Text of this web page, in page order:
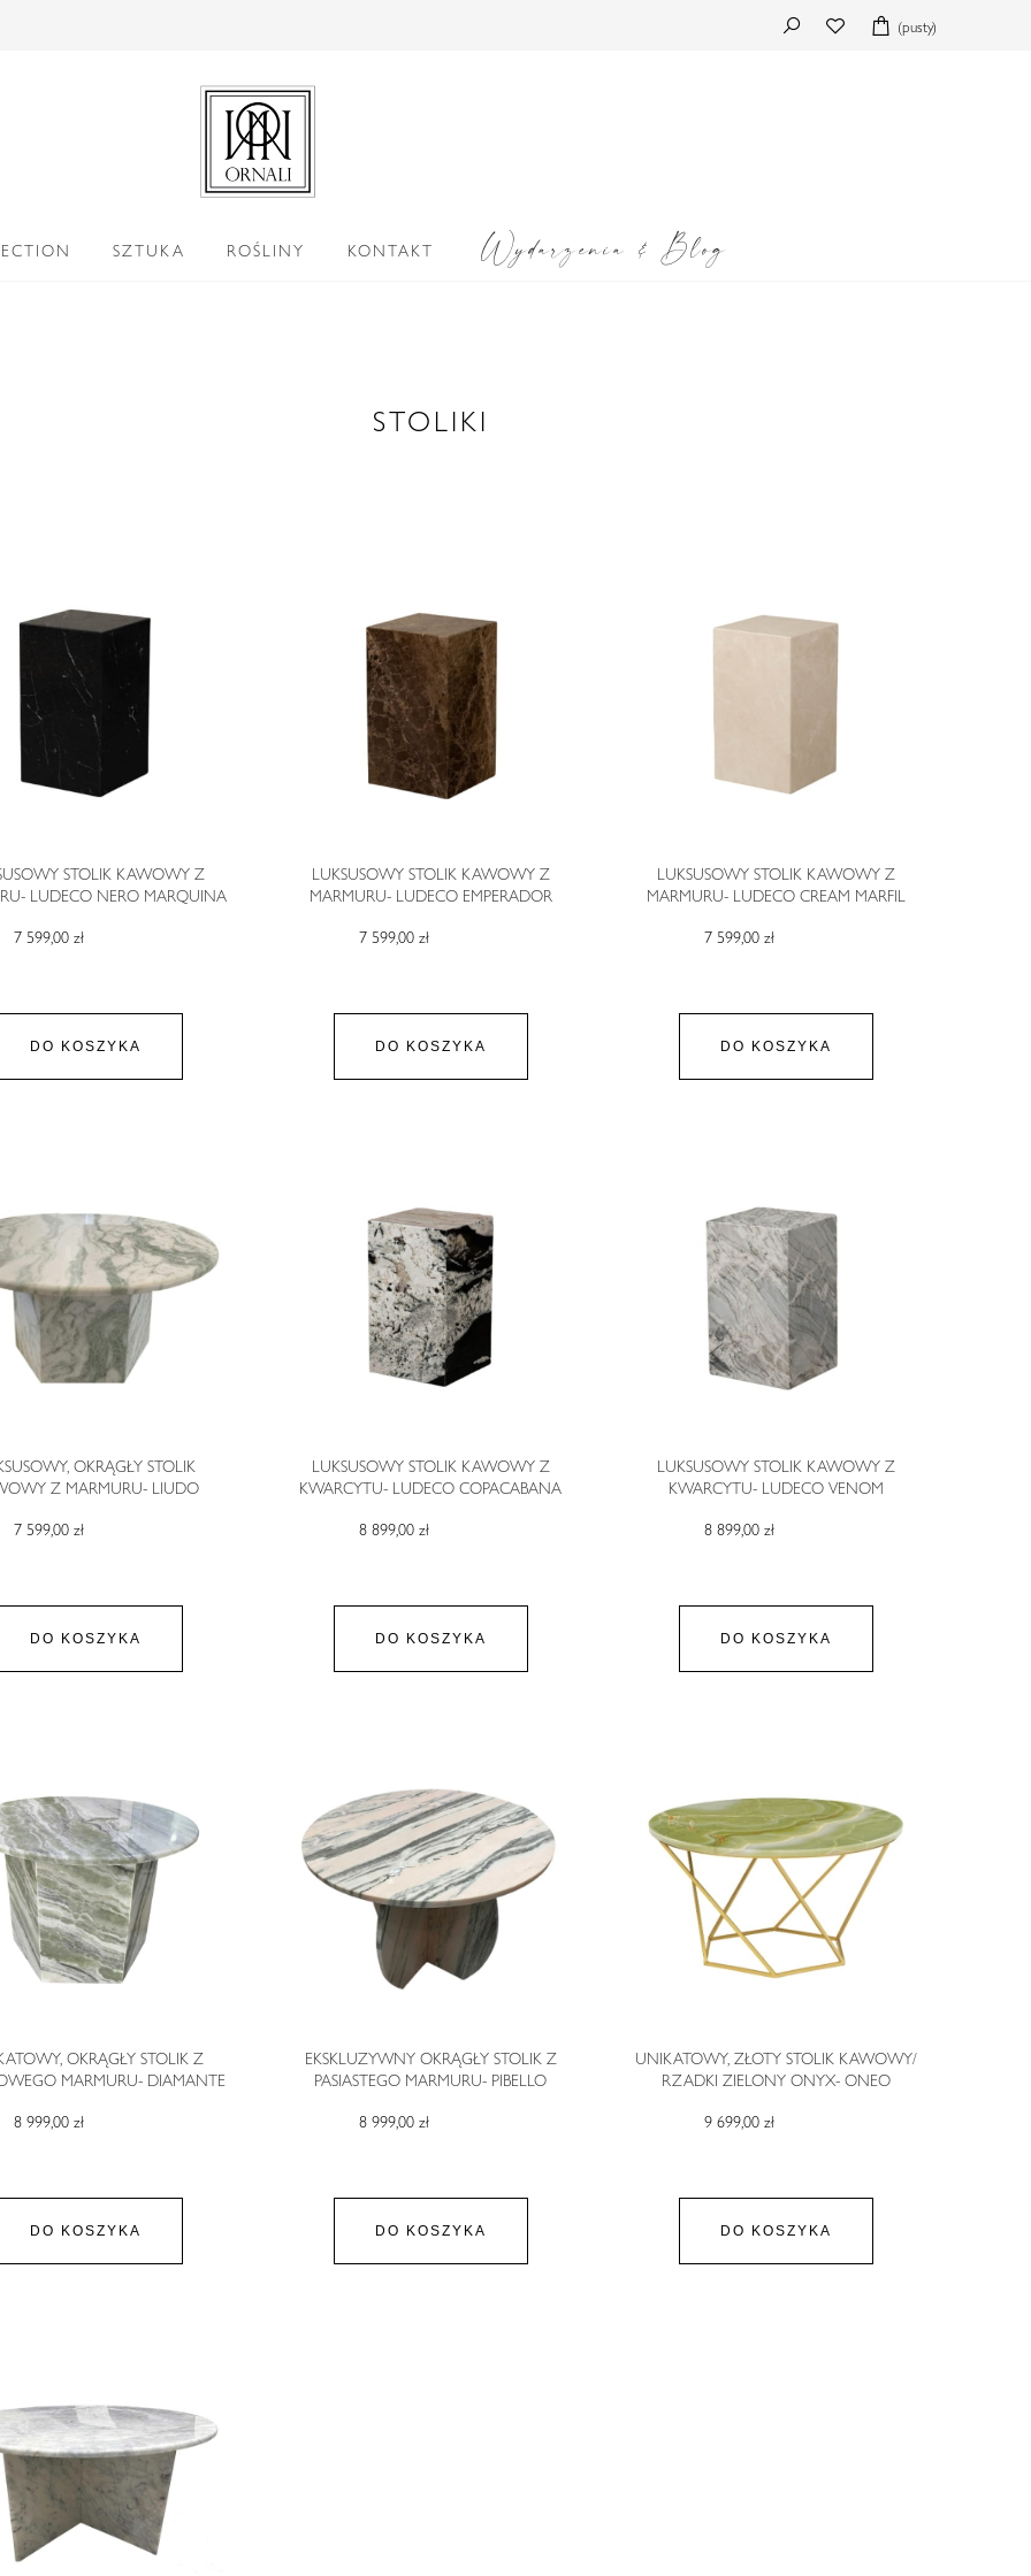
(pusty)
SZTUKA ROŚLINY KONTAKT Wydarzenia & Blog
STOLIKI
STOLIK KAWOWY Z
LUDECO NERO MARQUINA
7 599,00 zł
DO KOSZYKA
LUKSUSOWY STOLIK KAWOWY Z
MARMURU- LUDECO EMPERADOR
7 599,00 zł
DO KOSZYKA
LUKSUSOWY STOLIK KAWOWY Z
MARMURU- LUDECO CREAM MARFIL
7 599,00 zł
DO KOSZYKA
OKRĄGŁY STOLIK
Z MARMURU- LIUDO
7 599,00 zł
DO KOSZYKA
LUKSUSOWY STOLIK KAWOWY Z
KWARCYTU- LUDECO COPACABANA
8 899,00 zł
DO KOSZYKA
LUKSUSOWY STOLIK KAWOWY Z
KWARCYTU- LUDECO VENOM
8 899,00 zł
DO KOSZYKA
OKRĄGŁY STOLIK Z
MARMURU- DIAMANTE
8 999,00 zł
DO KOSZYKA
EKSKLUZYWNY OKRĄGŁY STOLIK Z
PASIASTEGO MARMURU- PIBELLO
8 999,00 zł
DO KOSZYKA
UNIKATOWY, ZŁOTY STOLIK KAWOWY/
RZADKI ZIELONY ONYX- ONEO
9 699,00 zł
DO KOSZYKA